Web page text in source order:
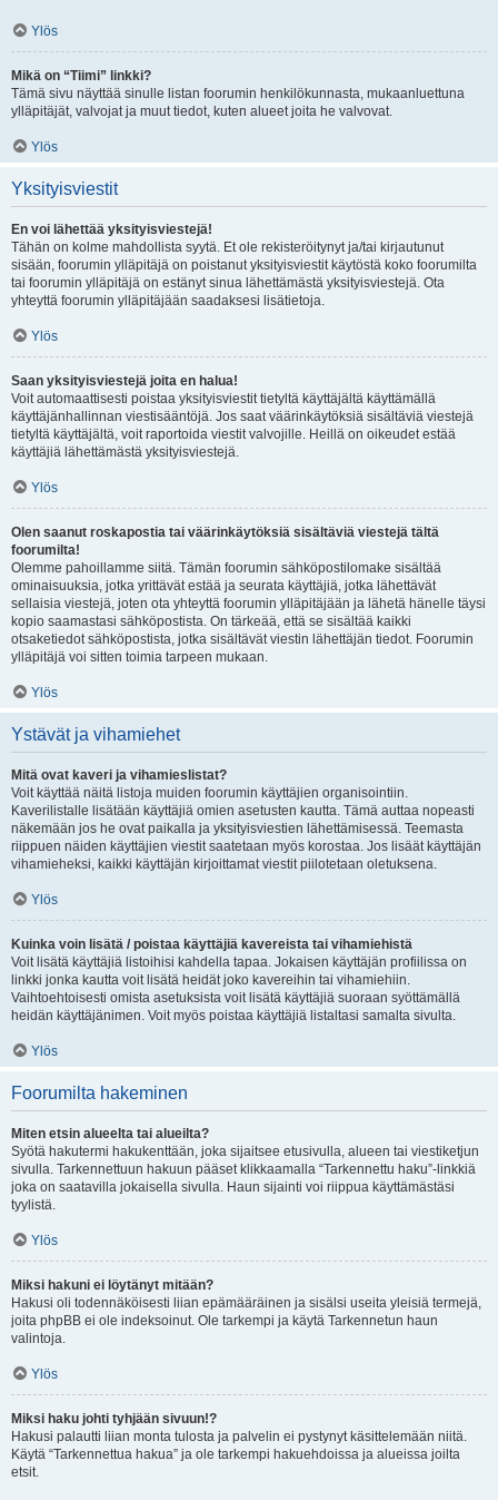
Ylös
Mikä on “Tiimi” linkki?
Tämä sivu näyttää sinulle listan foorumin henkilökunnasta, mukaanluettuna
ylläpitäjät, valvojat ja muut tiedot, kuten alueet joita he valvovat.
Ylös
Yksityisviestit
En voi lähettää yksityisviestejä!
Tähän on kolme mahdollista syytä. Et ole rekisteröitynyt ja/tai kirjautunut
sisään, foorumin ylläpitäjä on poistanut yksityisviestit käytöstä koko foorumilta
tai foorumin ylläpitäjä on estänyt sinua lähettämästä yksityisviestejä. Ota
yhteyttä foorumin ylläpitäjään saadaksesi lisätietoja.
Ylös
Saan yksityisviestejä joita en halua!
Voit automaattisesti poistaa yksityisviestit tietyltä käyttäjältä käyttämällä
käyttäjänhallinnan viestisääntöjä. Jos saat väärinkäytöksiä sisältäviä viestejä
tietyltä käyttäjältä, voit raportoida viestit valvojille. Heillä on oikeudet estää
käyttäjiä lähettämästä yksityisviestejä.
Ylös
Olen saanut roskapostia tai väärinkäytöksiä sisältäviä viestejä tältä
foorumilta!
Olemme pahoillamme siitä. Tämän foorumin sähköpostilomake sisältää
ominaisuuksia, jotka yrittävät estää ja seurata käyttäjiä, jotka lähettävät
sellaisia viestejä, joten ota yhteyttä foorumin ylläpitäjään ja lähetä hänelle täysi
kopio saamastasi sähköpostista. On tärkeää, että se sisältää kaikki
otsaketiedot sähköpostista, jotka sisältävät viestin lähettäjän tiedot. Foorumin
ylläpitäjä voi sitten toimia tarpeen mukaan.
Ylös
Ystävät ja vihamiehet
Mitä ovat kaveri ja vihamieslistat?
Voit käyttää näitä listoja muiden foorumin käyttäjien organisointiin.
Kaverilistalle lisätään käyttäjiä omien asetusten kautta. Tämä auttaa nopeasti
näkemään jos he ovat paikalla ja yksityisviestien lähettämisessä. Teemasta
riippuen näiden käyttäjien viestit saatetaan myös korostaa. Jos lisäät käyttäjän
vihamieheksi, kaikki käyttäjän kirjoittamat viestit piilotetaan oletuksena.
Ylös
Kuinka voin lisätä / poistaa käyttäjiä kavereista tai vihamiehistä
Voit lisätä käyttäjiä listoihisi kahdella tapaa. Jokaisen käyttäjän profiilissa on
linkki jonka kautta voit lisätä heidät joko kavereihin tai vihamiehiin.
Vaihtoehtoisesti omista asetuksista voit lisätä käyttäjiä suoraan syöttämällä
heidän käyttäjänimen. Voit myös poistaa käyttäjiä listaltasi samalta sivulta.
Ylös
Foorumilta hakeminen
Miten etsin alueelta tai alueilta?
Syötä hakutermi hakukenttään, joka sijaitsee etusivulla, alueen tai viestiketjun
sivulla. Tarkennettuun hakuun pääset klikkaamalla “Tarkennettu haku”-linkkiä
joka on saatavilla jokaisella sivulla. Haun sijainti voi riippua käyttämästäsi
tyylistä.
Ylös
Miksi hakuni ei löytänyt mitään?
Hakusi oli todennäköisesti liian epämääräinen ja sisälsi useita yleisiä termejä,
joita phpBB ei ole indeksoinut. Ole tarkempi ja käytä Tarkennetun haun
valintoja.
Ylös
Miksi haku johti tyhjään sivuun!?
Hakusi palautti liian monta tulosta ja palvelin ei pystynyt käsittelemään niitä.
Käytä “Tarkennettua hakua” ja ole tarkempi hakuehdoissa ja alueissa joilta
etsit.